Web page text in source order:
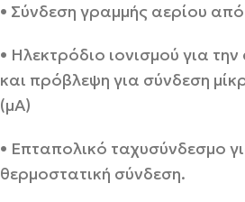
• Σύνδεση γραμμής αερίου
• Ηλεκτρόδιο ιονισμού για
και πρόβλεψη για σύνδεση
(μΑ)
• Επταπολικό ταχυσύνδεσμο
θερμοστατική σύνδεση.